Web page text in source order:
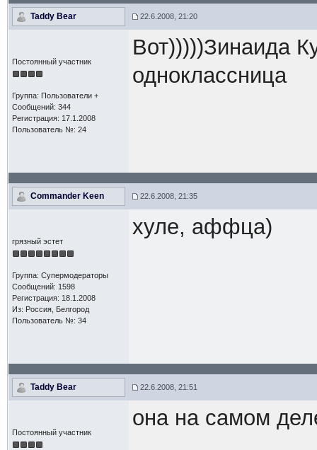
Taddy Bear 22.6.2008, 21:20
Постоянный участник
Группа: Пользователи +
Сообщений: 344
Регистрация: 17.1.2008
Пользователь №: 24
Вот)))))Зинаида
одноклассница
Commander Keen 22.6.2008, 21:35
грязный эстет
Группа: Супермодераторы
Сообщений: 1598
Регистрация: 18.1.2008
Из: Россия, Белгород
Пользователь №: 34
хуле, аффца)
Taddy Bear 22.6.2008, 21:51
Постоянный участник
она на самом